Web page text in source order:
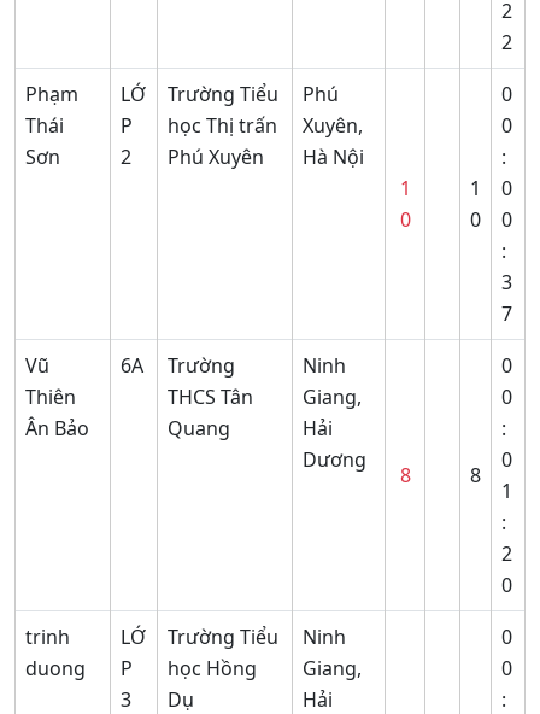
2
2
Phạm
Thái
Sơn
LỚ
P
2
Trường Tiểu
học Thị trấn
Phú Xuyên
Phú
Xuyên,
Hà Nội
1
0
1
0
0
0
:
0
0
:
3
7
Vũ
Thiên
Ân Bảo
6A
Trường
THCS Tân
Quang
Ninh
Giang,
Hải
Dương
8 8
0
0
:
0
1
:
2
0
trinh
duong
LỚ
P
3
Trường Tiểu
học Hồng
Dụ
Ninh
Giang,
Hải
0
0
: